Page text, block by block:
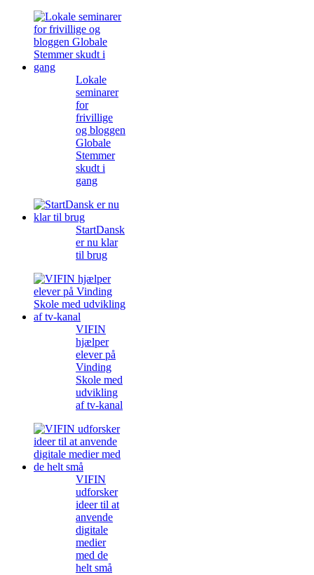
Lokale
seminarer
for
frivillige
og bloggen
Globale
Stemmer
skudt i
gang
StartDansk
er nu klar
til brug
VIFIN
hjælper
elever på
Vinding
Skole med
udvikling
af tv-kanal
VIFIN
udforsker
ideer til at
anvende
digitale
medier
med de
helt små